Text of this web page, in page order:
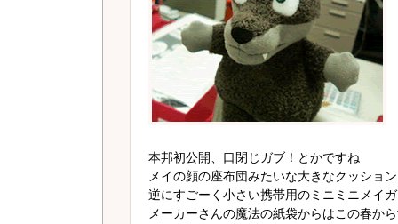
本邦初公開、口閉じガブ！とかですね
メイの顔の座布団みたいな大きなクッショ
逆にすごーく小さい携帯用のミニミニメイ
メーカーさんの魔法の紙袋からはこの春か